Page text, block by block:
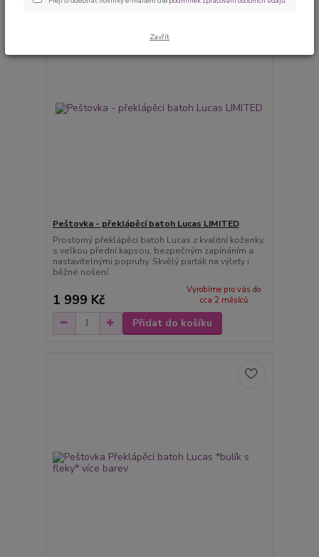
Peštovka - překlápěcí batoh Lucas LIMITED
Prostorný překlápěcí batoh Lucas z kvalitní koženky,
s velkou přední kapsou, bezpečným zapínáním a
nastavitelnými popruhy. Skvělý parťák na výlety i
běžné nošení.
1 999 Kč
Vyrobíme pro vás do
cca 2 měsíců
Přidat do košíku
Zavřít